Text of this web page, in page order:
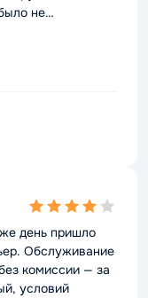
не
4,0
rating
день пришло
Обслуживание
комиссии — за
условий
не
4,0
rating
день пришло
Обслуживание
комиссии — за
условий